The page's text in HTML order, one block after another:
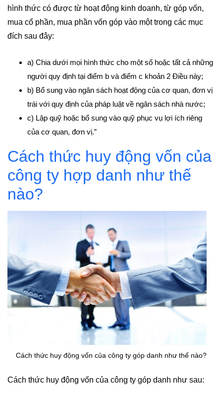
hình thức có được từ hoạt động kinh doanh, từ góp vốn,
mua cổ phần, mua phần vốn góp vào một trong các mục
đích sau đây:
a) Chia dưới mọi hình thức cho một số hoặc tất cả những
người quy định tại điểm b và điểm c khoản 2 Điều này;
b) Bổ sung vào ngân sách hoạt động của cơ quan, đơn vị
trái với quy định của pháp luật về ngân sách nhà nước;
c) Lập quỹ hoặc bổ sung vào quỹ phục vụ lợi ích riêng
của cơ quan, đơn vị.”
Cách thức huy động vốn của
công ty hợp danh như thế
nào?
Cách thức huy động vốn của công ty góp danh như thế nào?
Cách thức huy động vốn của công ty góp danh như sau: